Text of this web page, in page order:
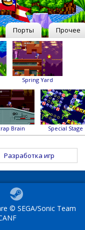
Порты Прочее
Spring Yard
Brain Special Stage
Разработка игр
© SEGA/Sonic Team